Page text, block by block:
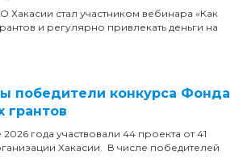
Хакасии стал участником вебинара «Как
и регулярно привлекать деньги на
победители конкурса Фонда
грантов
года участвовали 44 проекта от 41
Хакасии. В числе победителей